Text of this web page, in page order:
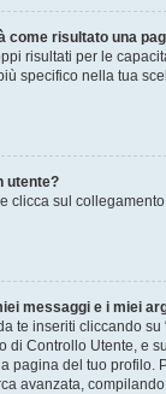
come risultato una
risultati per le
specifico nella tua
utente?
clicca sul
messaggi e i miei
te inseriti cliccando su
di Controllo Utente, e
pagina del tuo profilo.
avanzata,